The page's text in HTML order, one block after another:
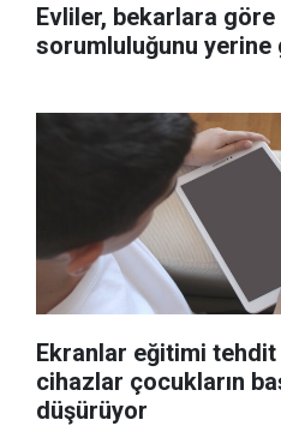
Evliler, bekarlara
sorumluluğunu
Ekranlar eğitimi
cihazlar çocukların
düşürüyor